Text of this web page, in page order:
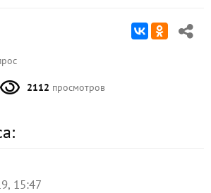
2112 просмотров
15:47